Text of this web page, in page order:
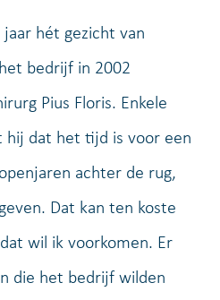
hét gezicht van
bedrijf in 2002
Pius Floris. Enkele
hij dat het tijd is voor een
achter de rug,
Dat kan ten koste
wil ik voorkomen. Er
die het bedrijf wilden